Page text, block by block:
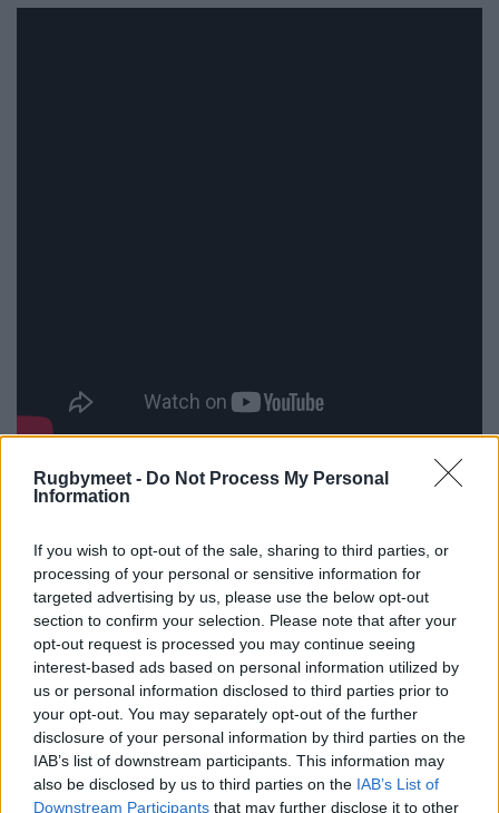
Rugbymeet - Do Not Process My Personal
Information
If you wish to opt-out of the sale, sharing to third parties, or
processing of your personal or sensitive information for
targeted advertising by us, please use the below opt-out
section to confirm your selection. Please note that after your
opt-out request is processed you may continue seeing
interest-based ads based on personal information utilized by
us or personal information disclosed to third parties prior to
your opt-out. You may separately opt-out of the further
disclosure of your personal information by third parties on the
IAB’s list of downstream participants. This information may
also be disclosed by us to third parties on the IAB’s List of
Downstream Participants that may further disclose it to other
Hurricanes v Blues 57-21